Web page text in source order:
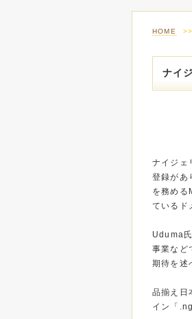
HOME >>
ナイ
ナイジェ
登録が
を務める
ているド
Uduma
事業など
期待を述
品揃え日
イン「